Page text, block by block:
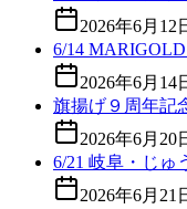
2026年6月12
6/14
2026年6月14
旗揚げ９周年記
2026年6月20
6/21 岐阜・じゅ
2026年6月21